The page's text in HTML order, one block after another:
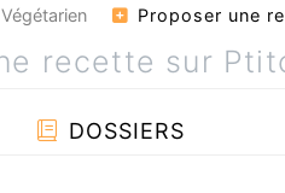
Végétarien Proposer une
DOSSIERS